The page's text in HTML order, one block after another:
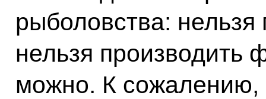
рыболовства: нельзя
нельзя производить
можно. К сожалению,